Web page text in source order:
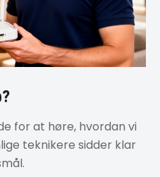
for at høre, hvordan vi
teknikere sidder klar